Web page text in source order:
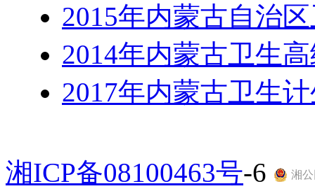
2015年内蒙古自治
2014年内蒙古卫生
2017年内蒙古卫生
湘ICP备08100463号-6 湘公